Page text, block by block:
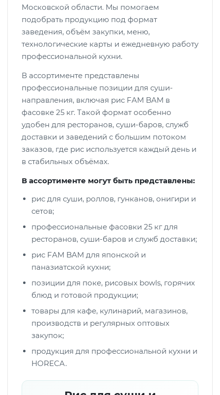
Московской области. Мы помогаем
подобрать продукцию под формат
заведения, объём закупки, меню,
технологические карты и ежедневную работу
профессиональной кухни.
В ассортименте представлены
профессиональные позиции для суши-
направления, включая рис FAM BAM в
фасовке 25 кг. Такой формат особенно
удобен для ресторанов, суши-баров, служб
доставки и заведений с большим потоком
заказов, где рис используется каждый день и
в стабильных объёмах.
В ассортименте могут быть представлены:
рис для суши, роллов, гунканов, онигири и
сетов;
профессиональные фасовки 25 кг для
ресторанов, суши-баров и служб доставки;
рис FAM BAM для японской и
паназиатской кухни;
позиции для поке, рисовых bowls, горячих
блюд и готовой продукции;
товары для кафе, кулинарий, магазинов,
производств и регулярных оптовых
закупок;
продукция для профессиональной кухни и
HORECA.